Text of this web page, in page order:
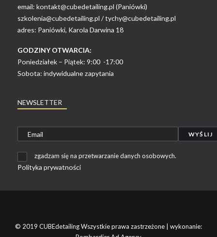
email: kontakt@cubedetailing.pl (Paniówki)
szkolenia@cubedetailing.pl /tychy@cubedetailing.pl
adres: Paniówki, Karola Darwina 18
GODZINY OTWARCIA:
Poniedziałek – Piątek: 9:00 -17:00
Sobota: indywidualne zapytania
NEWSLETTER
zgadzam się na przetwarzanie danych osobowych.
Polityka prywatności
© 2019 CUBEdetailing Wszystkie prawa zastrzeżone | wykonanie: